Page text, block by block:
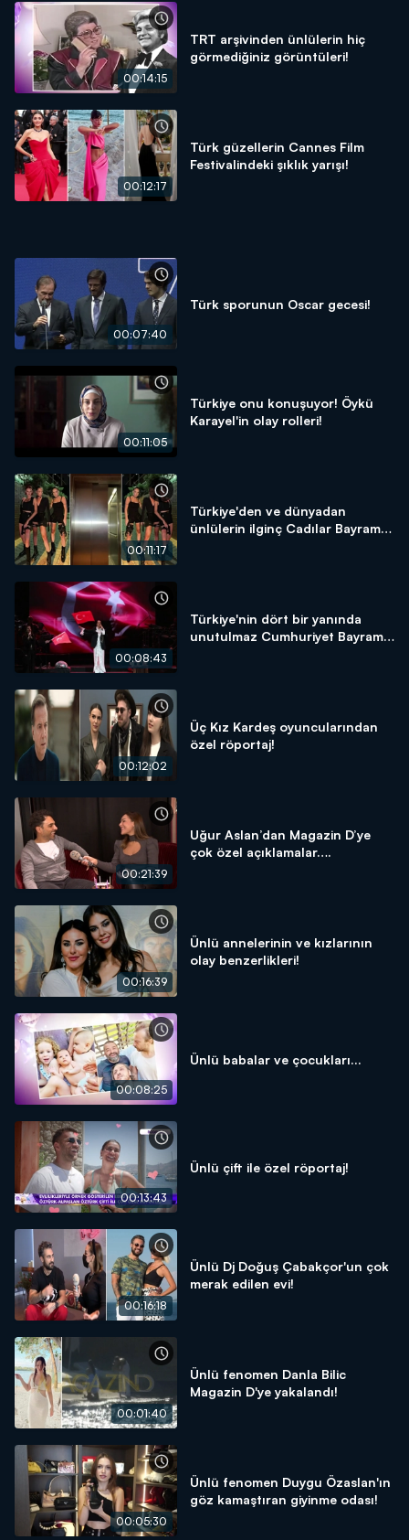
00:14:15
TRT arşivinden ünlülerin hiç
görmediğiniz görüntüleri!
00:12:17
Türk güzellerin Cannes Film
Festivalindeki şıklık yarışı!
00:07:40
Türk sporunun Oscar gecesi!
00:11:05
Türkiye onu konuşuyor! Öykü
Karayel'in olay rolleri!
00:11:17
Türkiye'den ve dünyadan
ünlülerin ilginç Cadılar Bayramı
00:08:43
Türkiye'nin dört bir yanında
unutulmaz Cumhuriyet Bayramı
00:12:02
Üç Kız Kardeş oyuncularından
özel röportaj!
00:21:39
Uğur Aslan’dan Magazin D’ye
çok özel açıklamalar….
00:16:39
Ünlü annelerinin ve kızlarının
olay benzerlikleri!
00:08:25
Ünlü babalar ve çocukları...
00:13:43
Ünlü çift ile özel röportaj!
00:16:18
Ünlü Dj Doğuş Çabakçor'un çok
merak edilen evi!
00:01:40
Ünlü fenomen Danla Bilic
Magazin D'ye yakalandı!
00:05:30
Ünlü fenomen Duygu Özaslan'ın
göz kamaştıran giyinme odası!